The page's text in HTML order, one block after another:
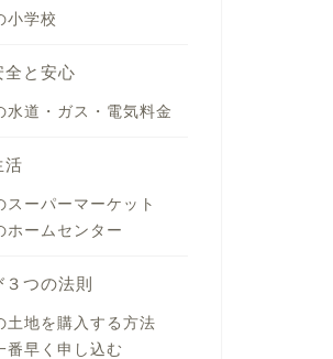
小学校
全と安心
水道・ガス・電気料金
活
スーパーマーケット
ホームセンター
つの法則
土地を購入する方法
番早く申し込む